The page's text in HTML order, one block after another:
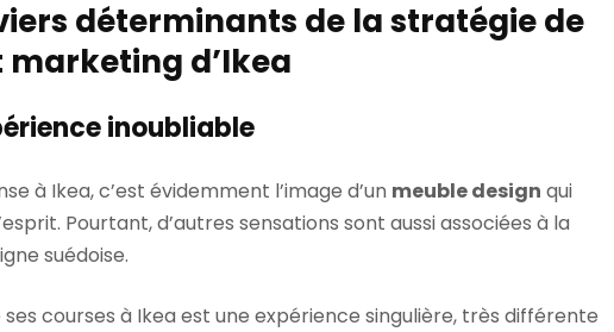
déterminants de la stratégie de
d’Ikea
inoubliable
à Ikea, c’est évidemment l’image d’un meuble design qui
Pourtant, d’autres sensations sont aussi associées à la
suédoise.
courses à Ikea est une expérience singulière, très différente